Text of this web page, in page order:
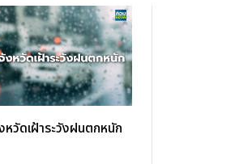
หวัดเฝ้าระวังฝนตกหนัก